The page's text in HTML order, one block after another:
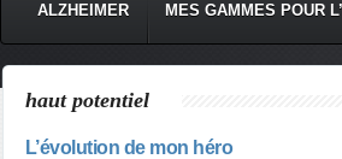
ALZHEIMER MES GAMMES POUR
haut potentiel
L’évolution de mon héro